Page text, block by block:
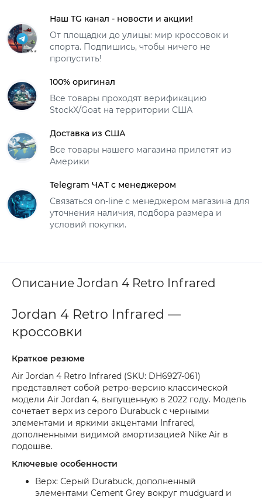
Наш TG канал - новости и акции!
От площадки до улицы: мир кроссовок и
спорта. Подпишись, чтобы ничего не
пропустить!
100% оригинал
Все товары проходят верификацию
StockX/Goat на территории США
Доставка из США
Все товары нашего магазина прилетят из
Америки
Telegram ЧАТ с менеджером
Связаться on-line с менеджером магазина для
уточнения наличия, подбора размера и
условий покупки.
Описание Jordan 4 Retro Infrared
Jordan 4 Retro Infrared —
кроссовки
Краткое резюме
Air Jordan 4 Retro Infrared (SKU: DH6927-061)
представляет собой ретро-версию классической
модели Air Jordan 4, выпущенную в 2022 году. Модель
сочетает верх из серого Durabuck с черными
элементами и яркими акцентами Infrared,
дополненными видимой амортизацией Nike Air в
подошве.
Ключевые особенности
Верх: Серый Durabuck, дополненный
элементами Cement Grey вокруг mudguard и